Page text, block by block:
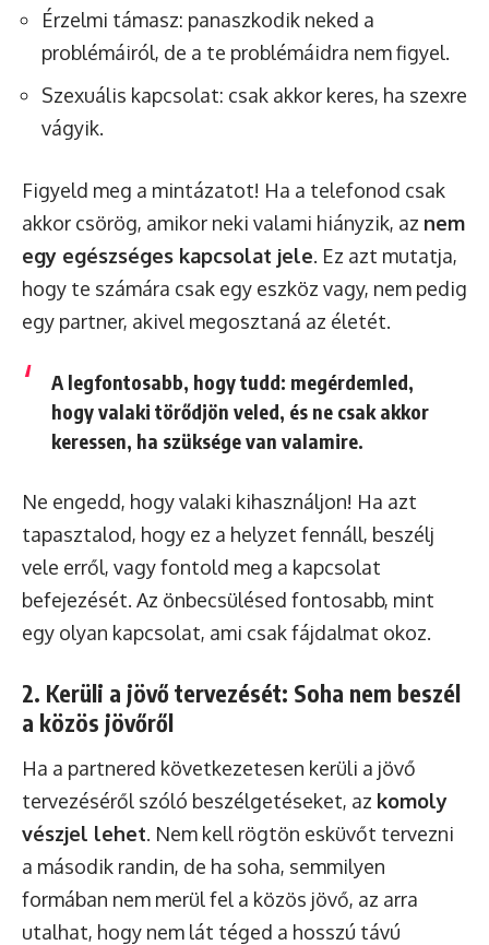
Érzelmi támasz: panaszkodik neked a
problémáiról, de a te problémáidra nem figyel.
Szexuális kapcsolat: csak akkor keres, ha szexre
vágyik.
Figyeld meg a mintázatot! Ha a telefonod csak
akkor csörög, amikor neki valami hiányzik, az nem
egy egészséges kapcsolat jele. Ez azt mutatja,
hogy te számára csak egy eszköz vagy, nem pedig
egy partner, akivel megosztaná az életét.
A legfontosabb, hogy tudd: megérdemled,
hogy valaki törődjön veled, és ne csak akkor
keressen, ha szüksége van valamire.
Ne engedd, hogy valaki kihasználjon! Ha azt
tapasztalod, hogy ez a helyzet fennáll, beszélj
vele erről, vagy fontold meg a kapcsolat
befejezését. Az önbecsülésed fontosabb, mint
egy olyan kapcsolat, ami csak fájdalmat okoz.
2. Kerüli a jövő tervezését: Soha nem beszél
a közös jövőről
Ha a partnered következetesen kerüli a jövő
tervezéséről szóló beszélgetéseket, az komoly
vészjel lehet. Nem kell rögtön esküvőt tervezni
a második randin, de ha soha, semmilyen
formában nem merül fel a közös jövő, az arra
utalhat, hogy nem lát téged a hosszú távú